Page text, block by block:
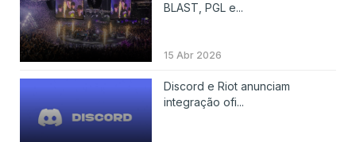
BLAST, PGL e...
15 Abr 2026
Discord e Riot anunciam
integração ofi...